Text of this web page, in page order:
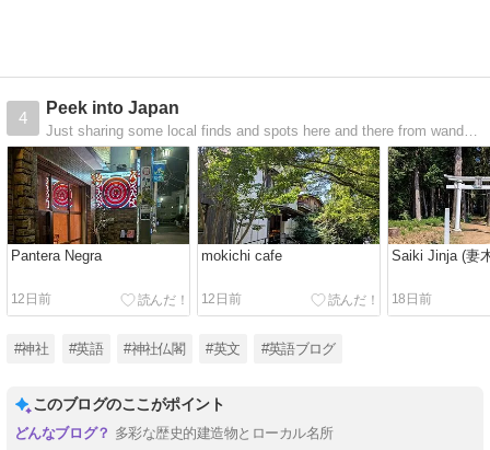
4
Peek into Japan
Just sharing some local finds and spots here and there from wandering (and sometimes getting lost) around Japan.
Pantera Negra
12日前
mokichi cafe
12日前
Saiki Jinja (妻
18日前
#神社 #英語 #神社仏閣 #英文 #英語ブログ
このブログのここがポイント
多彩な歴史的建造物とローカル名所